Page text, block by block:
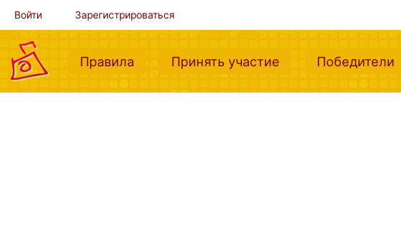
Войти Зарегистрироваться
Правила (current)Принять участие (current)Победители